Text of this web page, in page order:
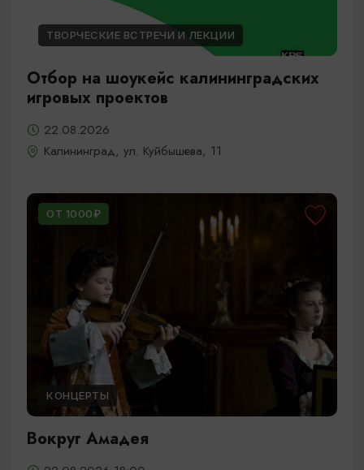
ТВОРЧЕСКИЕ ВСТРЕЧИ И ЛЕКЦИИ
Отбор на шоукейс калининградских
игровых проектов
22.08.2026
Калининград, ул. Куйбышева, 11
ОТ 1000₽
КОНЦЕРТЫ
Вокруг Амадея